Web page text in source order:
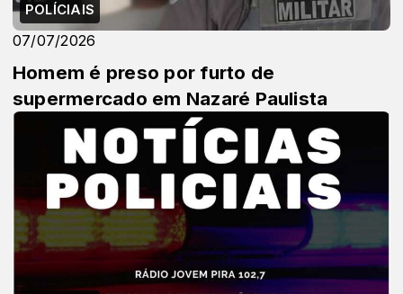
POLÍCIAIS
07/07/2026
Homem é preso por furto de
supermercado em Nazaré Paulista